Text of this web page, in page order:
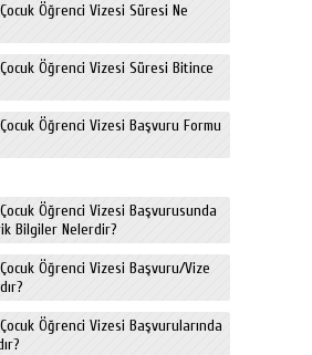
Öğrenci Vizesi Süresi Ne
Öğrenci Vizesi Süresi Bitince
Öğrenci Vizesi Başvuru Formu
Öğrenci Vizesi Başvurusunda
Bilgiler Nelerdir?
Öğrenci Vizesi Başvuru/Vize
Öğrenci Vizesi Başvurularında